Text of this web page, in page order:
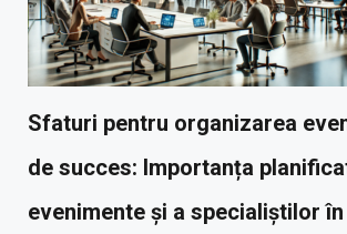
Sfaturi pentru organizarea
de succes: Importanța
evenimente și a specialiștilor